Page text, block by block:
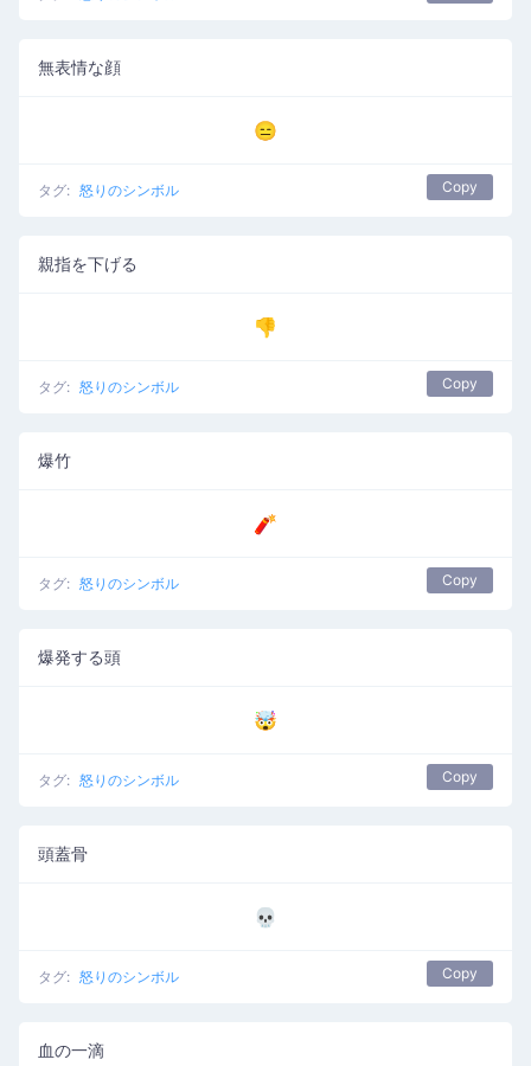
無表情な顔
😑
タグ: 怒りのシンボル Copy
親指を下げる
👎
タグ: 怒りのシンボル Copy
爆竹
🧨
タグ: 怒りのシンボル Copy
爆発する頭
🤯
タグ: 怒りのシンボル Copy
頭蓋骨
💀
タグ: 怒りのシンボル Copy
血の一滴